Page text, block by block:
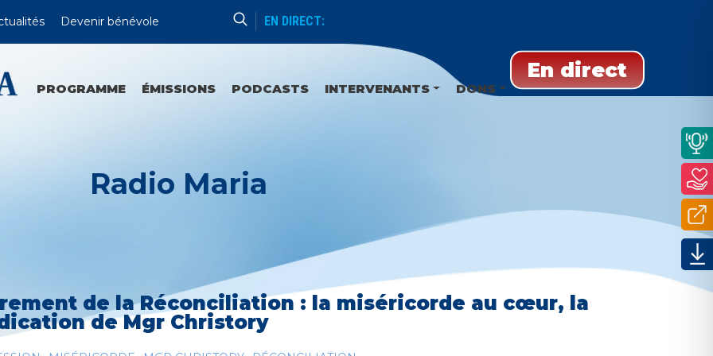
Devenir bénévole EN DIRECT:
Avec L’amabilité De Radio Saint-Louis
En direct
PROGRAMME ÉMISSIONS PODCASTS INTERVENANTS DONS
Radio Maria
de la Réconciliation : la miséricorde au cœur, la
de Mgr Christory